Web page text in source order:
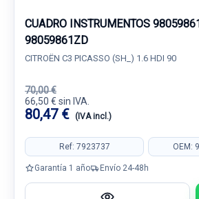
CUADRO INSTRUMENTOS
98059861ZD
CITROËN C3 PICASSO (SH_) 1.6 HDI 90
70,00 €
66,50 € sin IVA.
80,47 € (IVA incl.)
Ref: 7923737 OEM:
Garantía 1 año Envío 24-48h